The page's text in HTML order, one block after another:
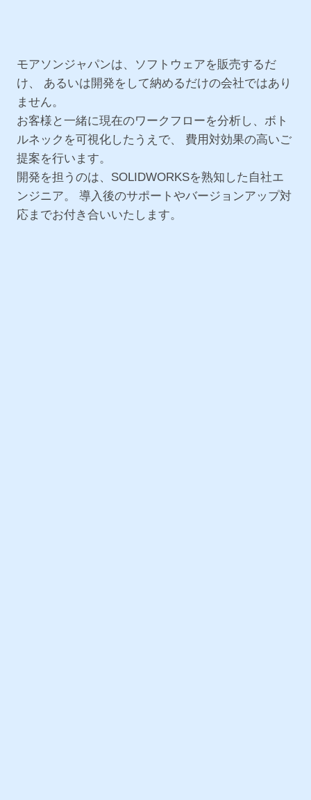
モアソンジャパンは、ソフトウェアを販売するだ
け、 あるいは開発をして納めるだけの会社ではあり
ません。
お客様と一緒に現在のワークフローを分析し、ボト
ルネックを可視化したうえで、 費用対効果の高いご
提案を行います。
開発を担うのは、SOLIDWORKSを熟知した自社エ
ンジニア。 導入後のサポートやバージョンアップ対
応までお付き合いいたします。